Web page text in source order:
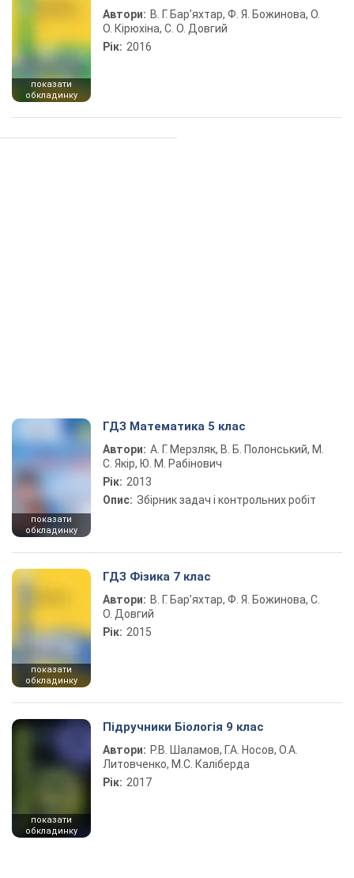
показати
обкладинку
Автори: В. Г. Бар’яхтар, Ф. Я. Божинова, О.
О. Кірюхіна, С. О. Довгий
Рік: 2016
показати
обкладинку
ГДЗ Математика 5 клас
Автори: А. Г. Мерзляк, В. Б. Полонський, М.
С. Якір, Ю. М. Рабінович
Рік: 2013
Опис: Збірник задач і контрольних робіт
показати
обкладинку
ГДЗ Фізика 7 клас
Автори: В. Г. Бар’яхтар, Ф. Я. Божинова, С.
О. Довгий
Рік: 2015
показати
обкладинку
Підручники Біологія 9 клас
Автори: Р.В. Шаламов, Г.А. Носов, О.А.
Литовченко, М.С. Каліберда
Рік: 2017